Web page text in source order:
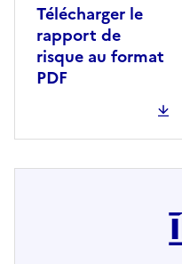
Télécharger le
rapport de
risque au format
PDF